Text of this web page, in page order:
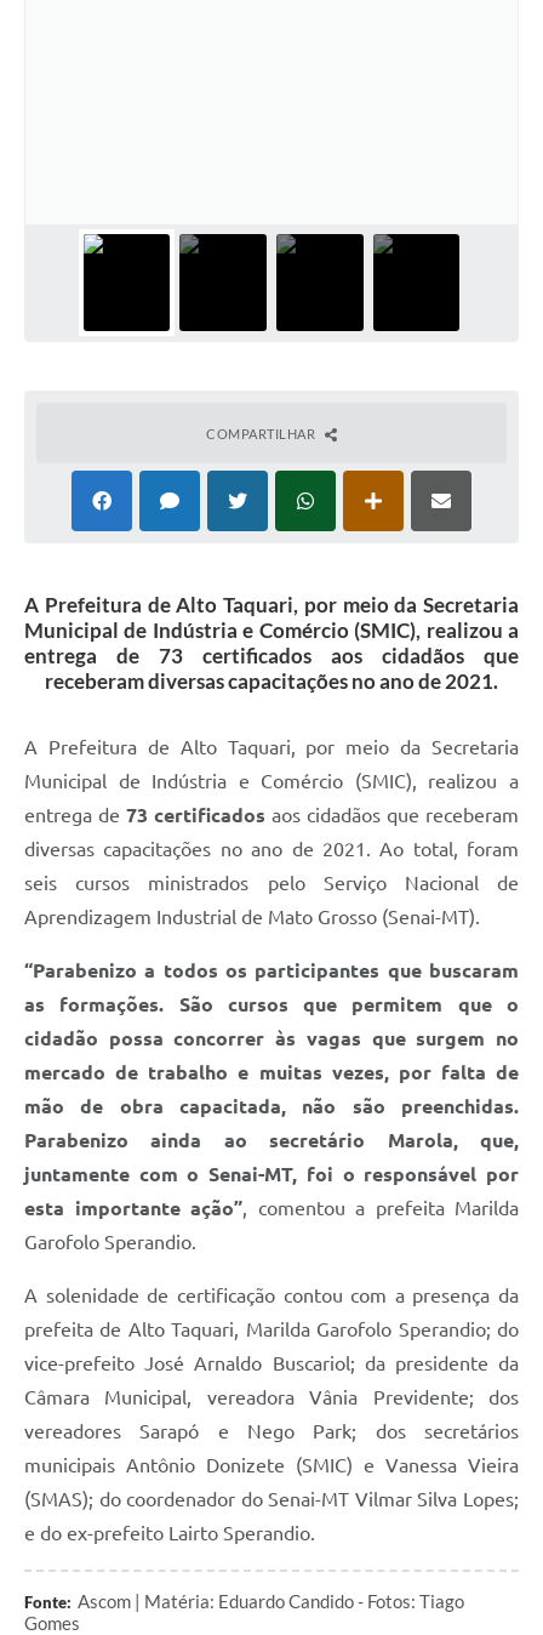
COMPARTILHAR
A Prefeitura de Alto Taquari, por meio da Secretaria
Municipal de Indústria e Comércio (SMIC), realizou a
entrega de 73 certificados aos cidadãos que
receberam diversas capacitações no ano de 2021.
A Prefeitura de Alto Taquari, por meio da Secretaria
Municipal de Indústria e Comércio (SMIC), realizou a
entrega de 73 certificados aos cidadãos que receberam
diversas capacitações no ano de 2021. Ao total, foram
seis cursos ministrados pelo Serviço Nacional de
Aprendizagem Industrial de Mato Grosso (Senai-MT).
“Parabenizo a todos os participantes que buscaram
as formações. São cursos que permitem que o
cidadão possa concorrer às vagas que surgem no
mercado de trabalho e muitas vezes, por falta de
mão de obra capacitada, não são preenchidas.
Parabenizo ainda ao secretário Marola, que,
juntamente com o Senai-MT, foi o responsável por
esta importante ação” , comentou a prefeita Marilda
Garofolo Sperandio.
A solenidade de certificação contou com a presença da
prefeita de Alto Taquari, Marilda Garofolo Sperandio; do
vice-prefeito José Arnaldo Buscariol; da presidente da
Câmara Municipal, vereadora Vânia Previdente; dos
vereadores Sarapó e Nego Park; dos secretários
municipais Antônio Donizete (SMIC) e Vanessa Vieira
(SMAS); do coordenador do Senai-MT Vilmar Silva Lopes;
e do ex-prefeito Lairto Sperandio.
Fonte: Ascom | Matéria: Eduardo Candido - Fotos: Tiago
Gomes